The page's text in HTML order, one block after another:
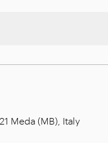
Meda (MB), Italy